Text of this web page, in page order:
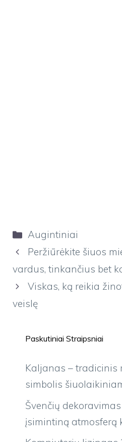
Kategorijos
Augintiniai
Peržiūrėkite šiuos
vardus, tinkančius bet
Viskas, ką reikia
veislę
Paskutiniai Straipsniai
Kaljanas – tradicinis
simbolis
Švenčių
įsimintiną atmosferą